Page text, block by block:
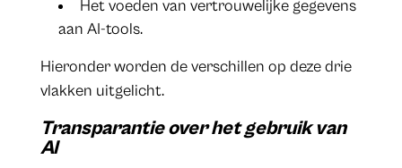
Het voeden van vertrouwelijke gegevens
aan AI-tools.
Hieronder worden de verschillen op deze drie
vlakken uitgelicht.
Transparantie over het gebruik van
AI